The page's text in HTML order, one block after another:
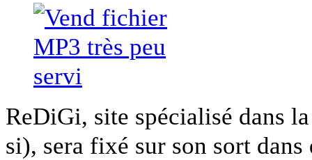
ReDiGi, site spécialisé dans
si), sera fixé sur son sort